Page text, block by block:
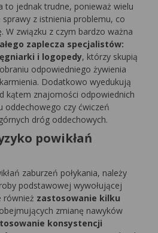
to jednak trudne, ponieważ wielu
z istnienia problemu, co
W związku z czym bardzo ważna
zaplecza specjalistów:
i logopedy, którzy skupią
odpowiedniego żywienia
Dodatkowo wyedukują
kątem znajomości odpowiednich
oddechowego czy ćwiczeń
dróg oddechowych.
powikłań
zaburzeń połykania, należy
podstawowej wywołującej
również zastosowanie kilku
zmianę nawyków
konsystencji